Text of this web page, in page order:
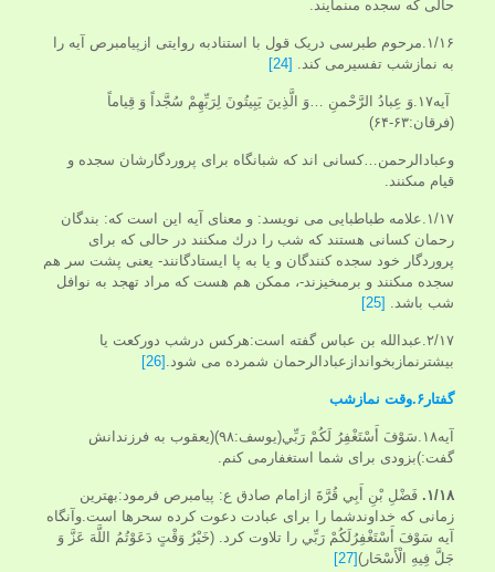
حالى كه سجده مى‏نمايند.
۱/۱۶.مرحوم طبرسی دریک قول با استنادبه روایتی ازپیامبرص آیه را
به نمازشب تفسیرمی کند. [24]
آیه۱۷.وَ عِبادُ الرَّحْمنِ …وَ الَّذِينَ يَبِيتُونَ لِرَبِّهِمْ سُجَّداً وَ قِياماً
(فرقان:۶۳-۶۴)
وعبادالرحمن…كسانى اند كه شبانگاه براى پروردگارشان سجده و
قيام مى‏كنند.
۱/۱۷.علامه طباطبایی می نویسد: و معناى آيه اين است كه: بندگان
رحمان كسانى هستند كه شب را درك مى‏كنند در حالى كه براى
پروردگار خود سجده كنندگان و يا به پا ايستادگانند- يعنى پشت سر هم
سجده مى‏كنند و برمى‏خيزند-، ممكن هم هست كه مراد تهجد به نوافل
شب باشد. [25]
۲/۱۷.عبدالله بن عباس گفته است:هرکس درشب دورکعت یا
بیشترنمازبخواندازعبادالرحمان شمرده می شود. [26]
گفتار۶.وقت نمازشب
آیه۱۸.سَوْفَ أَسْتَغْفِرُ لَكُمْ رَبِّي(یوسف:۹۸)(یعقوب به فرزندانش
گفت:)بزودی برای شما استغفارمی کنم.
۱/۱۸. فَضْلِ بْنِ أَبِي قُرَّةَ ازامام صادق ع: پیامبرص فرمود:بهترین
زمانی که خداوندشما را برای عبادت دعوت کرده سحرها است.وآنگاه
آیه سَوْفَ أَسْتَغْفِرُلَكُمْ رَبِّي را تلاوت کرد. (خَيْرُ وَقْتٍ دَعَوْتُمُ اللَّهَ عَزَّ وَ
جَلَّ فِيهِ الْأَسْحَار)[27]